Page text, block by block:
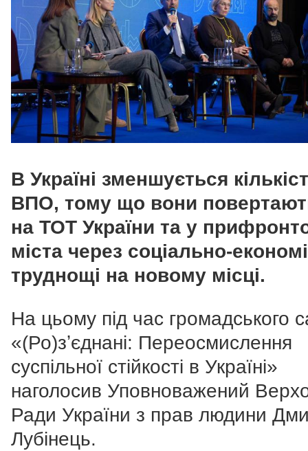
В Україні зменшується
ВПО, тому що вони
на ТОТ України та у
міста через соціально-
труднощі на новому місці.
На цьому під час громадського
«(Ро)зʼєднані: Переосмислення
суспільної стійкості в Україні»
наголосив Уповноважений
Ради України з прав людини
Лубінець.